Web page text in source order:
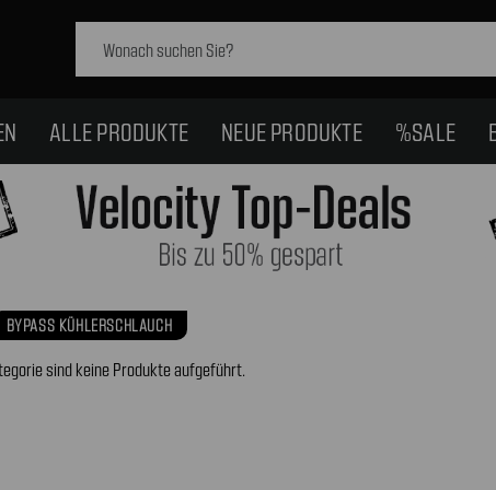
ALLE PRODUKTE NEUE PRODUKTE %SALE
BYPASS KÜHLERSCHLAUCH
sind keine Produkte aufgeführt.